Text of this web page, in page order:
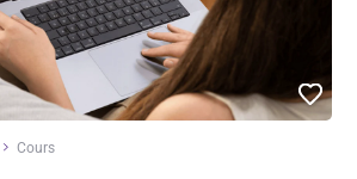
Cours